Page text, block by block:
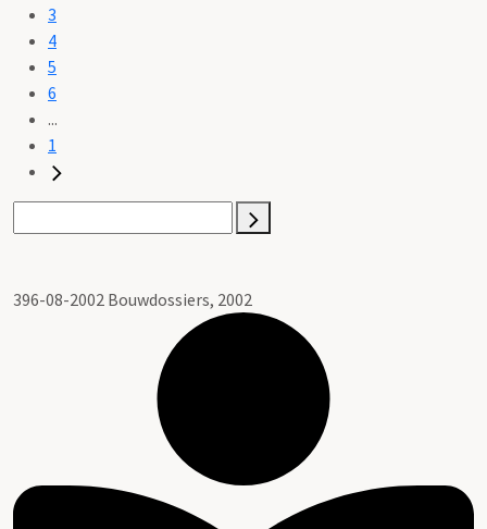
3
4
5
6
...
1
396-08-2002 Bouwdossiers, 2002